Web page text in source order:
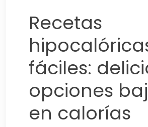
Recetas
fáciles:
opciones
en calorías